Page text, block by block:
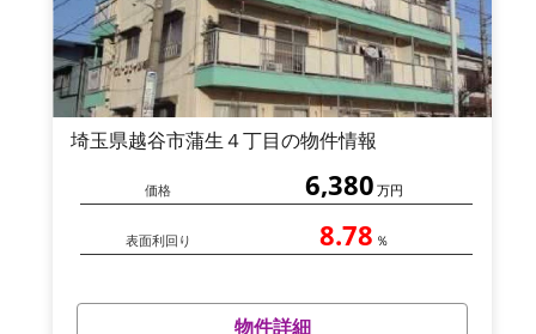
埼玉県越谷市蒲生４丁目の物件情報
価格 6,380 万円
表面利回り 8.78 ％
物件詳細